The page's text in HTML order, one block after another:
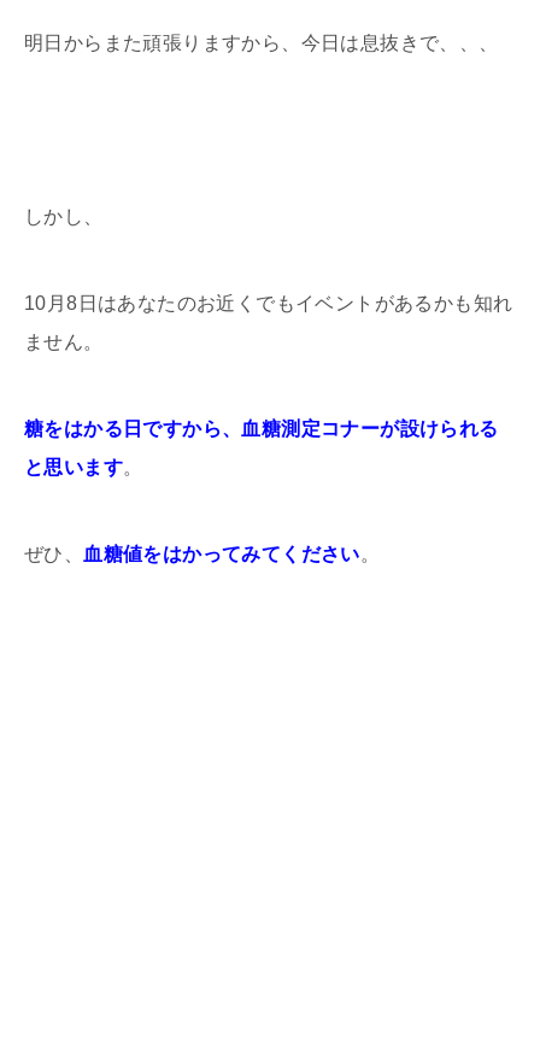
明日からまた頑張りますから、今日は息抜きで、、、
しかし、
10月8日はあなたのお近くでもイベントがあるかも知れ
ません。
糖をはかる日ですから、血糖測定コナーが設けられる
と思います。
ぜひ、 血糖値をはかってみてください。